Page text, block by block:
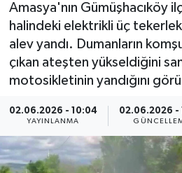
Amasya'nın Gümüşhacıköy
halindeki elektrikli üç
alev yandı. Dumanların
çıkan ateşten yükseldiğini
motosikletinin yandığını
02.06.2026 - 10:04
YAYINLANMA
02.06.2026 -
Bölge
Advertising news
Canlı Maç
ÇEVRE
Dış Haberler
Son Dakika Haberleri
Haber Arşivi